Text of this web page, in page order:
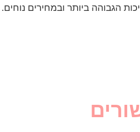
הגבוהה ביותר ובמחירים נוחים.